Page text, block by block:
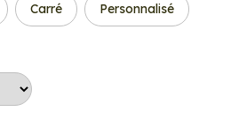
Carré Personnalisé